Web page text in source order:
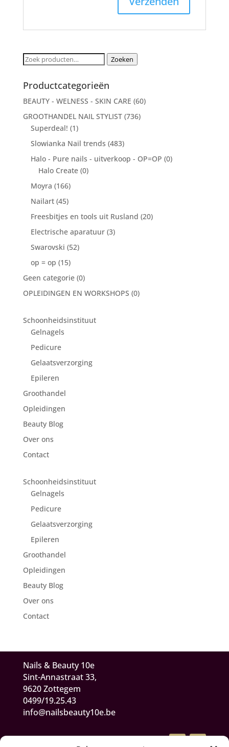
Zoeken
Zoeken
Productcategorieën
BEAUTY - WELNESS - SKIN CARE (60)
GROOTHANDEL NAIL STYLIST (736)
Superdeal! (1)
Slowianka Nail trends (483)
Halo - Pure nails - uitverkoop - OP=OP (0)
Halo Create (0)
Moyra (166)
Nailart (45)
Freesbitjes en tools uit Rusland (20)
Electrische aparatuur (3)
Swarovski (52)
op = op (15)
Geen categorie (0)
OPLEIDINGEN EN WORKSHOPS (0)
Schoonheidsinstituut
Gelnagels
Pedicure
Gelaatsverzorging
Epileren
Groothandel
Opleidingen
Beauty Blog
Over ons
Contact
Schoonheidsinstituut
Gelnagels
Pedicure
Gelaatsverzorging
Epileren
Groothandel
Opleidingen
Beauty Blog
Over ons
Contact
Nails & Beauty 10e
Sint-Annastraat 33,
9620 Zottegem
0499/19.25.43
info@nailsbeauty10e.be